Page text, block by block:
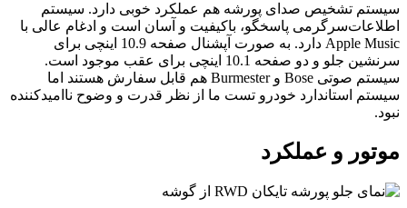
سیستم تشخیص صدای پورشه هم عملکرد خوبی دارد. سیستم
اطلاعات‌سرگرمی پاسخگو، باکیفیت و آسان است و ادغام عالی با
Apple Music دارد. به صورت آپشنال صفحه 10.9 اینچی برای
سرنشین جلو و دو صفحه 10.1 اینچی برای عقب موجود است.
سیستم صوتی Bose و Burmester هم قابل سفارش هستند اما
سیستم استاندارد خودرو تست ما از نظر قدرت و وضوح ناامیدکننده
نبود.
موتور و عملکرد